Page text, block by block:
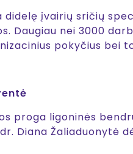
didelę įvairių sričių
Daugiau nei 3000
pokyčius
proga ligoninės
Diana Žaliaduonytė